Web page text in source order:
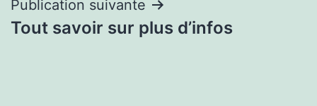
Publication suivante
Tout savoir sur plus d’infos